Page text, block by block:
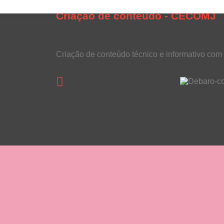
Criação de conteúdo - CECOMJ
Criação de conteúdo técnico e informativo